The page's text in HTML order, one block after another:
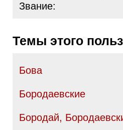
Звание:
Темы этого
Бова
Бородаевские
Бородай,